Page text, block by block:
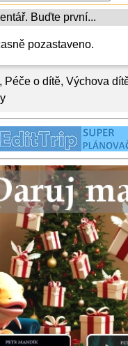
, Péče o dítě, Výchova
Buďte první...
pozastaveno.